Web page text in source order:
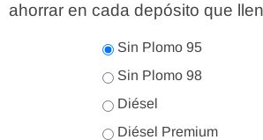
ahorrar en cada depósito que
Sin Plomo 95
Sin Plomo 98
Diésel
Diésel Premium